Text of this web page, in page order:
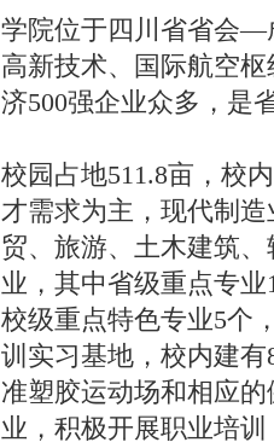
学院位于四川省省会—
高新技术、国际航空
济500强企业众多，是
校园占地511.8亩，校
才需求为主，现代制
贸、旅游、土木建筑
业，其中省级重点专
校级重点特色专业5个
训实习基地，校内建
准塑胶运动场和相应
业，积极开展职业培